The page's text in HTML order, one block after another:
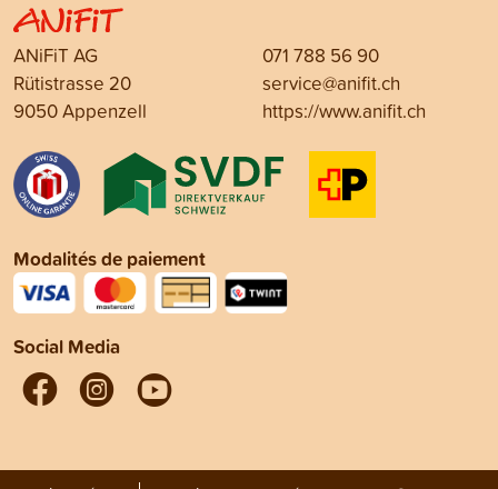
ANiFiT AG
Rütistrasse 20
9050 Appenzell
071 788 56 90
service@anifit.ch
https://www.anifit.ch
Modalités de paiement
Social Media